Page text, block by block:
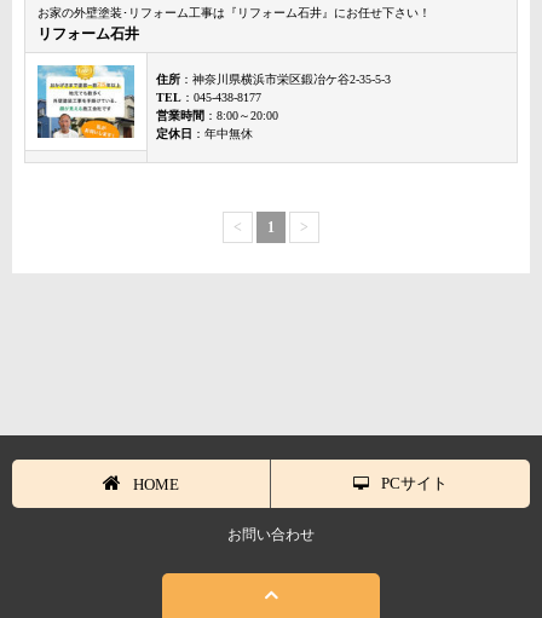
お家の外壁塗装･リフォーム工事は『リフォーム石井』にお任せ下さい！
リフォーム石井
住所 ：神奈川県横浜市栄区鍛冶ケ谷2-35-5-3
TEL ：045-438-8177
営業時間 ：8:00～20:00
定休日 ：年中無休
< 1 >
HOME PCサイト
お問い合わせ